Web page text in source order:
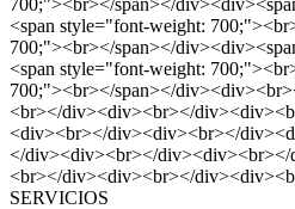
700;"><br></span></
<span style="font-weight:
700;"><br></span></
<span style="font-weight:
700;"><br></span></
<br></div><div><br></
<div><br></div><div><br></
</div><div><br></
<br></div><div><br></
SERVICIOS